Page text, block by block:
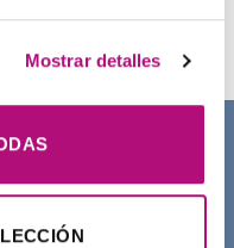
Mostrar detalles